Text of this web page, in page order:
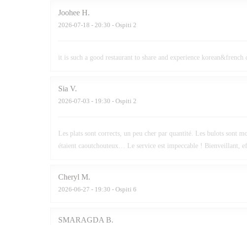
Joohee H
2026-07-18 - 20:30 - Ospiti 2
it is such a good restaurant to share and experience
Sia V
2026-07-03 - 19:30 - Ospiti 2
Les plats sont corrects, un peu cher par quantité. Les bulots sont
étaient caoutchouteux… Le service est impeccable ! Bienveillant,
Cheryl M
2026-06-27 - 19:30 - Ospiti 6
SMARAGDA B